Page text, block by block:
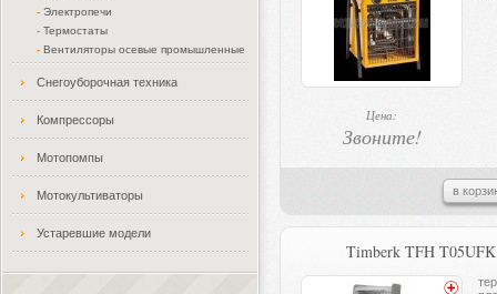
- Электропечи
- Термостаты
- Вентиляторы осевые промышленные
Снегоуборочная техника
Компрессоры
Мотопомпы
Мотокультиваторы
Устаревшие модели
Цена:
Звоните!
в
Timberk TFH T05UFK